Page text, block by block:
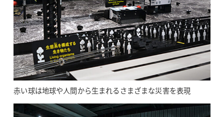
赤い球は地球や人間から生まれるさまざまな災害を表現